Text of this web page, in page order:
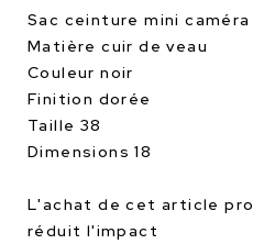
Sac ceinture mini caméra
Matière cuir de veau
Couleur noir
Finition dorée
Taille 38
Dimensions 18
L'achat de cet article
réduit l'impact